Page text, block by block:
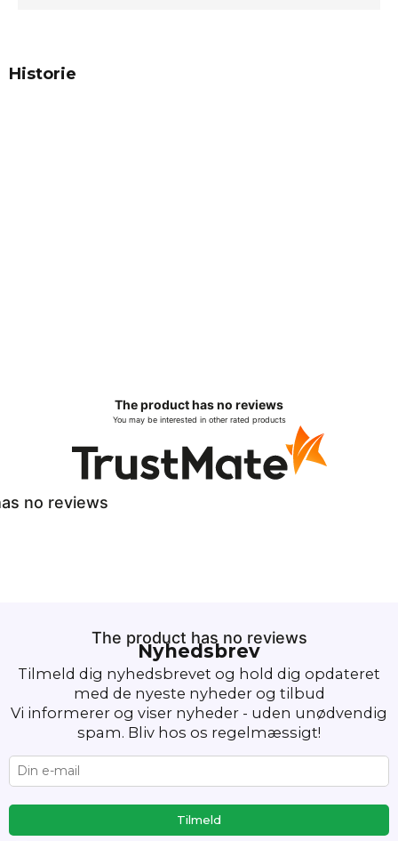
Historie
The product has no reviews
You may be interested in other rated products
no reviews
The product has no reviews
Nyhedsbrev
Tilmeld dig nyhedsbrevet og hold dig opdateret
med de nyeste nyheder og tilbud
Vi informerer og viser nyheder - uden unødvendig
spam. Bliv hos os regelmæssigt!